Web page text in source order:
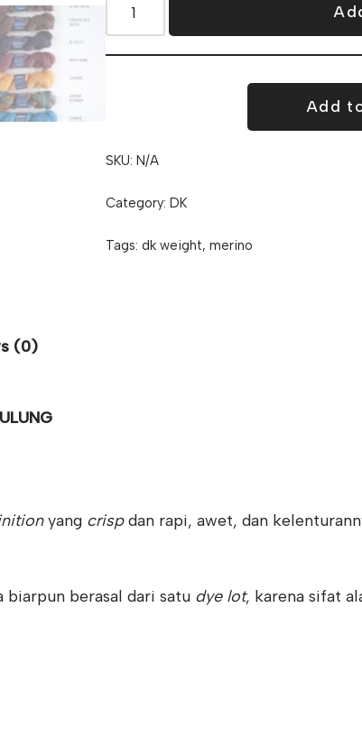
Add
SKU:N/A
Category:DK
Tags:dk weight,merino
(0)
yang crispdan rapi, awet, dan
biarpun berasal dari satu dye lot, karena sifat